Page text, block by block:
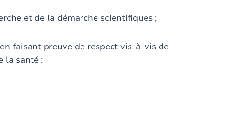
et de la démarche scientifiques ;
faisant preuve de respect vis-à-vis de
la santé ;